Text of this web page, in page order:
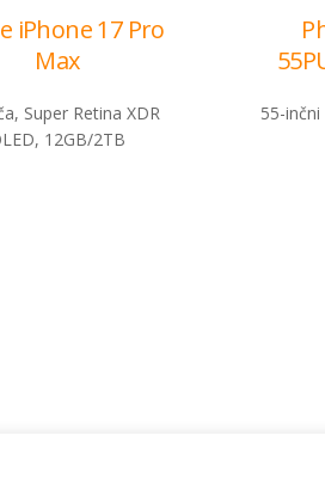
iPhone 17 Pro
Max
Super Retina XDR
12GB/2TB
55-